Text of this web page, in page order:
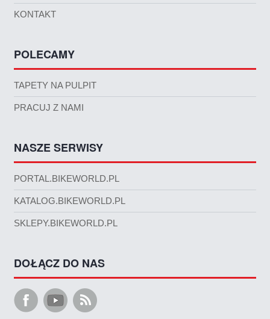
KONTAKT
POLECAMY
TAPETY NA PULPIT
PRACUJ Z NAMI
NASZE SERWISY
PORTAL.BIKEWORLD.PL
KATALOG.BIKEWORLD.PL
SKLEPY.BIKEWORLD.PL
DOŁĄCZ DO NAS